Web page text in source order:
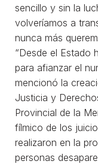
sencillo y sin la
volveríamos a
nunca más
“Desde el Estado
para afianzar el
mencionó la
Justicia y
Provincial de la
fílmico de los
realizaron en la
personas